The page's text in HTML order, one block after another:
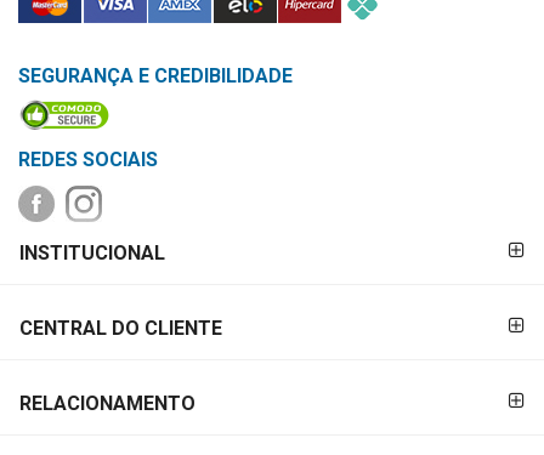
Socorros
Casa
e
OFERTAS
OFERTAS
SEGURANÇA E CREDIBILIDADE
REDES SOCIAIS
PAGAMENTO
INSTITUCIONAL
CENTRAL DO CLIENTE
RELACIONAMENTO